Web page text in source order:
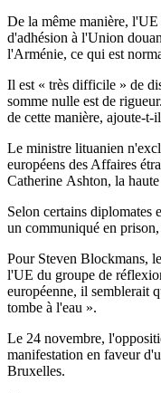
De la même manière,
d'adhésion à l'Union
l'Arménie, ce qui est
Il est « très difficile » de
somme nulle est de
de cette manière, ajoute-t-
Le ministre lituanien
européens des Affaires
Catherine Ashton, la
Selon certains diplomates
un communiqué en
Pour Steven Blockmans,
l'UE du groupe de
européenne, il semblerait
tombe à l'eau ».
Le 24 novembre,
manifestation en faveur
Bruxelles.